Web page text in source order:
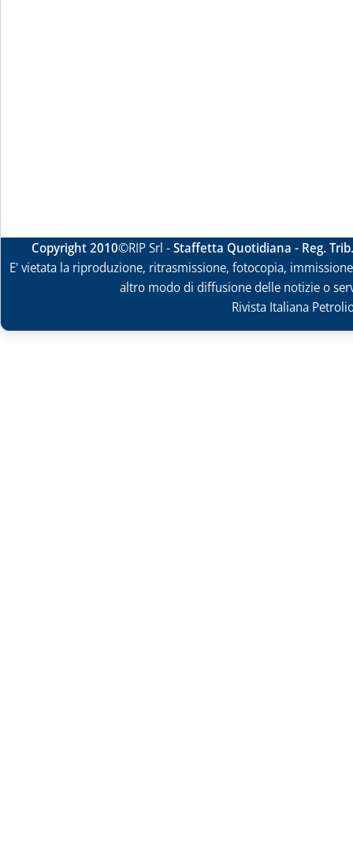
Copyright 2010©RIP Srl -Staffetta Quotidiana - Reg.
E' vietata la riproduzione, ritrasmissione, fotocopia,
altro modo di diffusione delle notizie o
Rivista Italiana